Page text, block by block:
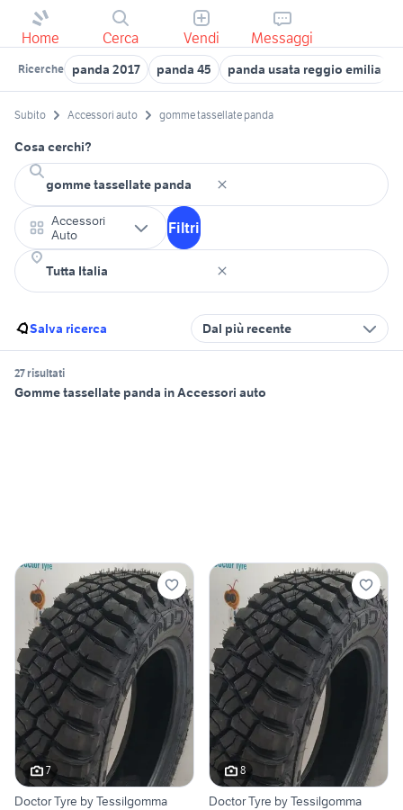
Home Cerca Vendi Messaggi
Ricerche panda 2017 panda 45 panda usata reggio emilia
Subito Accessori auto gomme tassellate panda
Cosa cerchi?
Accessori
Auto
Filtri
Salva ricerca Dal più recente
27 risultati
Gomme tassellate panda in Accessori auto
7
Doctor Tyre by Tessilgomma
8
Doctor Tyre by Tessilgomma